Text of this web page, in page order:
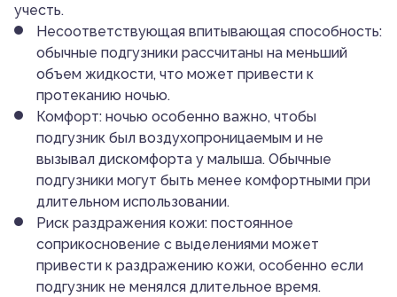
учесть.
Несоответствующая впитывающая способность:
обычные подгузники рассчитаны на меньший
объем жидкости, что может привести к
протеканию ночью.
Комфорт: ночью особенно важно, чтобы
подгузник был воздухопроницаемым и не
вызывал дискомфорта у малыша. Обычные
подгузники могут быть менее комфортными при
длительном использовании.
Риск раздражения кожи: постоянное
соприкосновение с выделениями может
привести к раздражению кожи, особенно если
подгузник не менялся длительное время.